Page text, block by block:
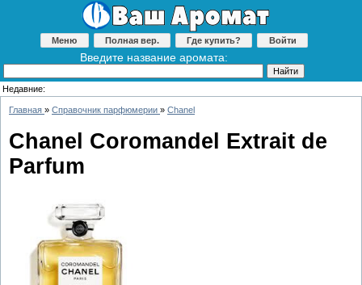
Меню Полная вер. Где купить? Войти
Введите название аромата:
Недавние:
Главная » Справочник парфюмерии » Chanel
Chanel Coromandel Extrait de
Parfum